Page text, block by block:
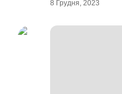
8 Грудня, 2023